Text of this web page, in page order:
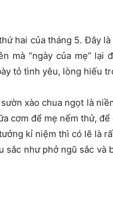
hai của tháng 5. Đây
mà “ngày của mẹ”
tỏ tình yêu, lòng hiếu
xào chua ngọt là
cơm để mẹ nếm thử,
kỉ niệm thì có lẽ là
sắc như phở ngũ sắc